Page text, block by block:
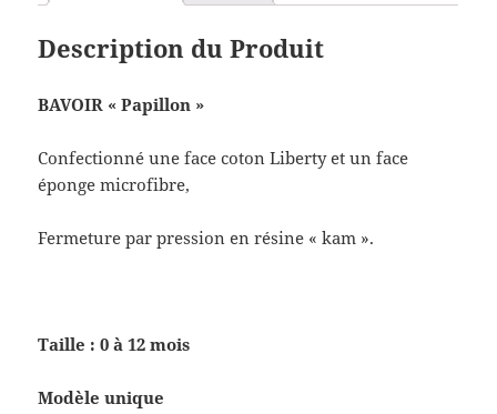
Description du Produit
BAVOIR « Papillon »
Confectionné une face coton Liberty et un face
éponge microfibre,
Fermeture par pression en résine « kam ».
Taille : 0 à 12 mois
Modèle unique